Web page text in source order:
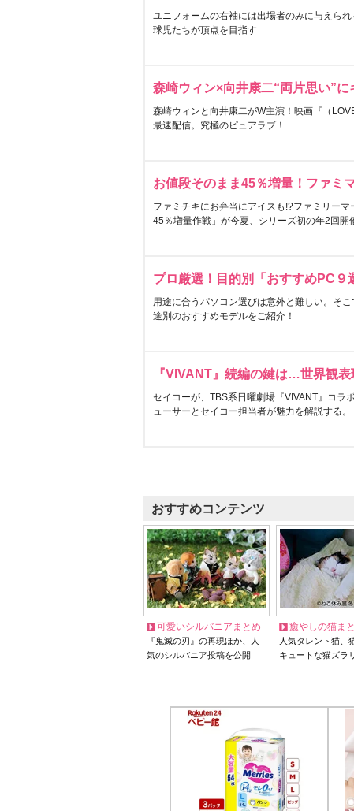
ユニフォームの右袖には出場者のみに与えら
球児たちが頂点を目指す
森崎ウィン×向井康二“両片思い”に
森崎ウィンと向井康二がW主演！映画『（
最速配信。究極のピュアラブ！
お値段そのまま45％増量！ファミ
ファミチキにお弁当にアイスも!?ファミリー
45％増量作戦」が今夏、シリーズ初の年2回開
プロ厳選！目的別「おすすめPC９
用途に合うパソコン選びは意外と難しい。そ
途別のおすすめモデルをご紹介！
『VIVANT』続編の鍵は…世界観
セイコーが、TBS系日曜劇場『VIVANT』コラ
ューサーとセイコー担当者が魅力を解説する。
おすすめコンテンツ
可愛いシルバニアまとめ
『鬼滅の刃』の再現ほか、人
気のシルバニア投稿を公開
癒やしの猫ま
人気タレント猫、
キュートな猫ズラリ